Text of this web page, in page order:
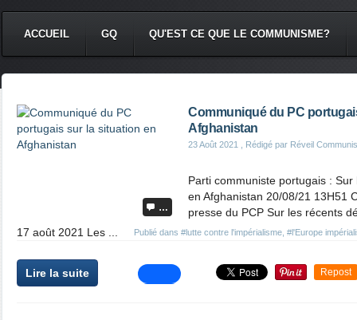
ACCUEIL GQ QU'EST CE QUE LE COMMUNISME?
…
Communiqué du PC
Afghanistan
23 Août 2021 , Rédigé par Réveil
Publié dans #lutte contre l'impérialisme #l'Europe
Parti communiste portugais :
en Afghanistan 20/08/21 13H51
presse du PCP Sur les récents
17 août 2021 Les ...
Lire la suite Repost